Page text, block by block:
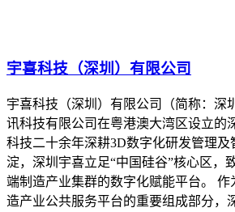
宇喜科技（深圳）有限公司
宇喜科技（深圳）有限公司（简称：深
讯科技有限公司在粤港澳大湾区设立的
科技二十余年深耕3D数字化研发管理及
淀，深圳宇喜立足“中国硅谷”核心区，
端制造产业集群的数字化赋能平台。 作
造产业公共服务平台的重要组成部分，